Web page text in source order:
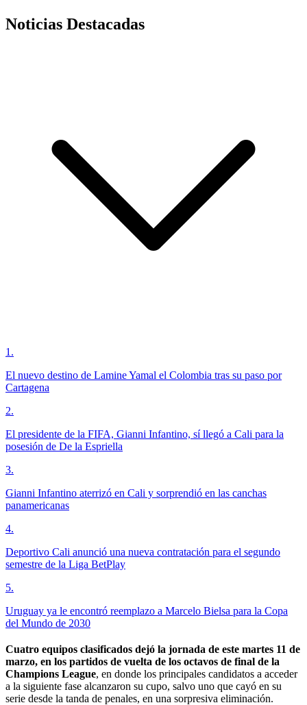
Noticias Destacadas
1 .
El nuevo destino de Lamine Yamal el Colombia tras su paso por
Cartagena
2.
El presidente de la FIFA, Gianni Infantino, sí llegó a Cali para la
posesión de De la Espriella
3.
Gianni Infantino aterrizó en Cali y sorprendió en las canchas
panamericanas
4.
Deportivo Cali anunció una nueva contratación para el segundo
semestre de la Liga BetPlay
5.
Uruguay ya le encontró reemplazo a Marcelo Bielsa para la Copa
del Mundo de 2030
Cuatro equipos clasificados dejó la jornada de este martes 11 de
marzo, en los partidos de vuelta de los octavos de final de la
Champions League, en donde los principales candidatos a acceder
a la siguiente fase alcanzaron su cupo, salvo uno que cayó en su
serie desde la tanda de penales, en una sorpresiva eliminación.